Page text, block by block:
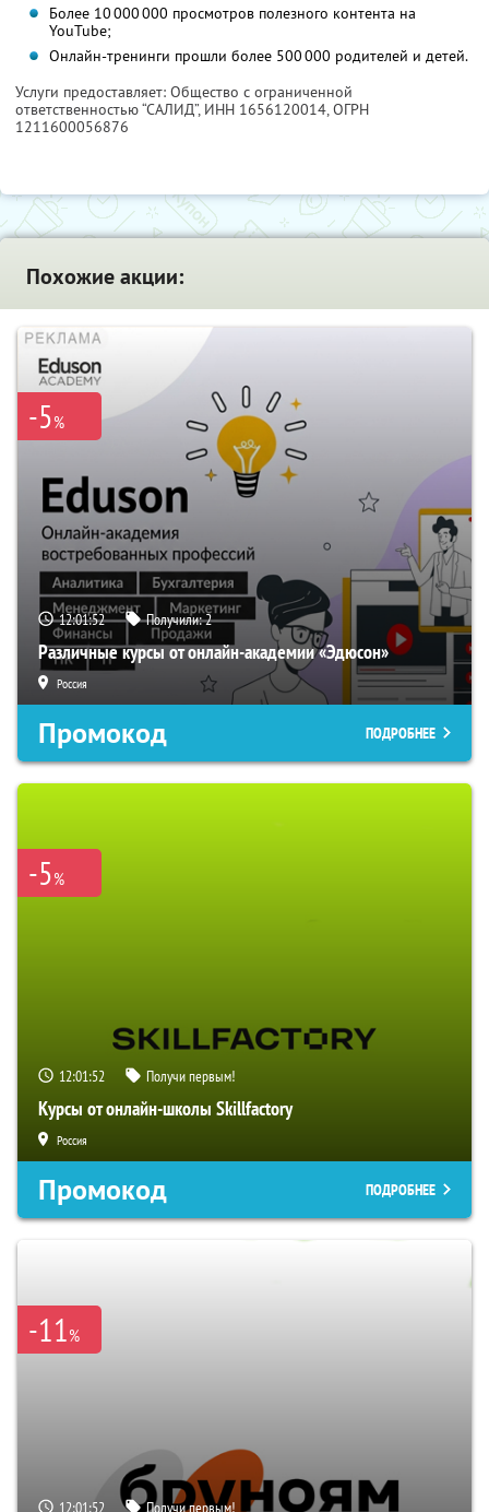
Более 10 000 000 просмотров полезного контента на
YouTube;
Онлайн-тренинги прошли более 500 000 родителей и детей.
Услуги предоставляет: Общество с ограниченной
ответственностью “САЛИД”, ИНН 1656120014, ОГРН
1211600056876
Похожие акции:
-5%
12:01:51 Получили:2
Различные курсы от онлайн-академии «Эдюсон»
Россия
Промокод ПОДРОБНЕЕ
-5%
12:01:51 Получи первым!
Курсы от онлайн-школы Skillfactory
Россия
Промокод ПОДРОБНЕЕ
-11%
12:01:51 Получи первым!